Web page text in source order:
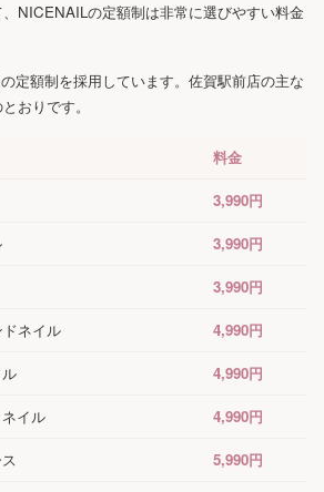
NICENAILの定額制は非常に選びやすい料金
定額制を採用しています。佐賀駅前店の主な
おりです。
料金
3,990円
3,990円
3,990円
ネイル 4,990円
4,990円
イル 4,990円
5,990円